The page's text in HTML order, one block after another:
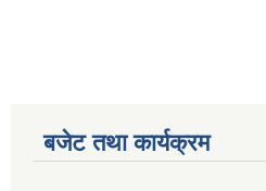
बजेट तथा कार्यक्रम